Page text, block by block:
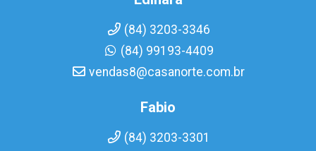
(84) 3203-3346
(84) 99193-4409
vendas8@casanorte.com.br
Fabio
(84) 3203-3301